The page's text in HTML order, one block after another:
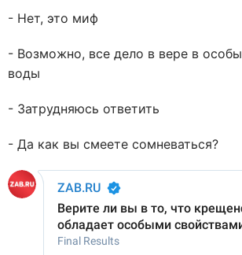
- Нет, это миф
- Возможно, все дело в вере в
воды
- Затрудняюсь ответить
- Да как вы смеете сомневаться?